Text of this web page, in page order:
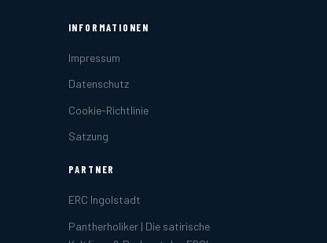
INFORMATIONEN
Impressum
Datenschutz
Cookie-Richtlinie
Satzung
PARTNER
ERC Ingolstadt
Pantherholiker | Die satirische